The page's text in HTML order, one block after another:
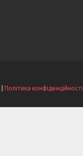
Політика конфіденційності